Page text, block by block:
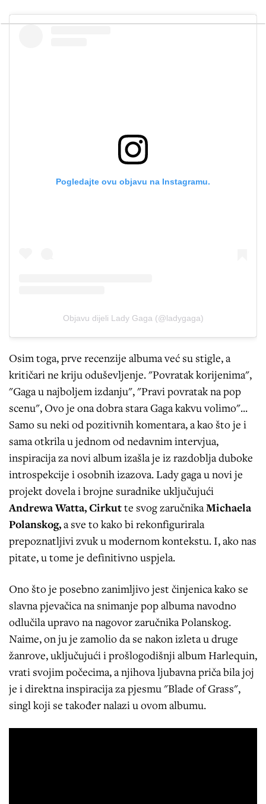
Pogledajte ovu objavu na Instagramu.
Objavu dijeli Lady Gaga (@ladygaga)
Osim toga, prve recenzije albuma već su stigle, a
kritičari ne kriju oduševljenje. "Povratak korijenima",
"Gaga u najboljem izdanju", "Pravi povratak na pop
scenu", Ovo je ona dobra stara Gaga kakvu volimo"...
Samo su neki od pozitivnih komentara, a kao što je i
sama otkrila u jednom od nedavnim intervjua,
inspiracija za novi album izašla je iz razdoblja duboke
introspekcije i osobnih izazova. Lady gaga u novi je
projekt dovela i brojne suradnike uključujući
Andrewa Watta, Cirkutte svog zaručnikaMichaela
Polanskog,a sve to kako bi rekonfigurirala
prepoznatljivi zvuk u modernom kontekstu. I, ako nas
pitate, u tome je definitivno uspjela.
Ono što je posebno zanimljivo jest činjenica kako se
slavna pjevačica na snimanje pop albuma navodno
odlučila upravo na nagovor zaručnika Polanskog.
Naime, on ju je zamolio da se nakon izleta u druge
žanrove, uključujući i prošlogodišnji album Harlequin,
vrati svojim počecima, a njihova ljubavna priča bila joj
je i direktna inspiracija za pjesmu "Blade of Grass",
singl koji se također nalazi u ovom albumu.